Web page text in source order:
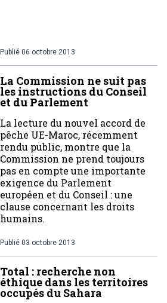
Publié 06 octobre 2013
La Commission ne suit pas
les instructions du Conseil
et du Parlement
La lecture du nouvel accord de
pêche UE-Maroc, récemment
rendu public, montre que la
Commission ne prend toujours
pas en compte une importante
exigence du Parlement
européen et du Conseil : une
clause concernant les droits
humains.
Publié 03 octobre 2013
Total : recherche non
éthique dans les territoires
occupés du Sahara